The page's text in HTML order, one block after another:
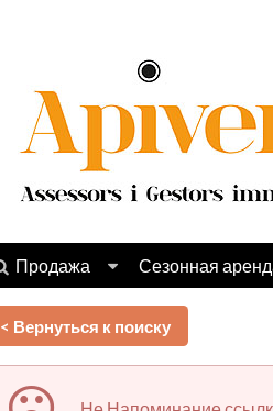
Продажа Сезонная
< Вернуться к поиску